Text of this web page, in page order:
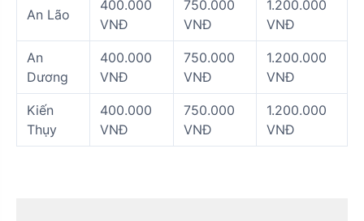
An Lão
400.000
VNĐ
750.000
VNĐ
1.200.000
VNĐ
An
Dương
400.000
VNĐ
750.000
VNĐ
1.200.000
VNĐ
Kiến
Thụy
400.000
VNĐ
750.000
VNĐ
1.200.000
VNĐ